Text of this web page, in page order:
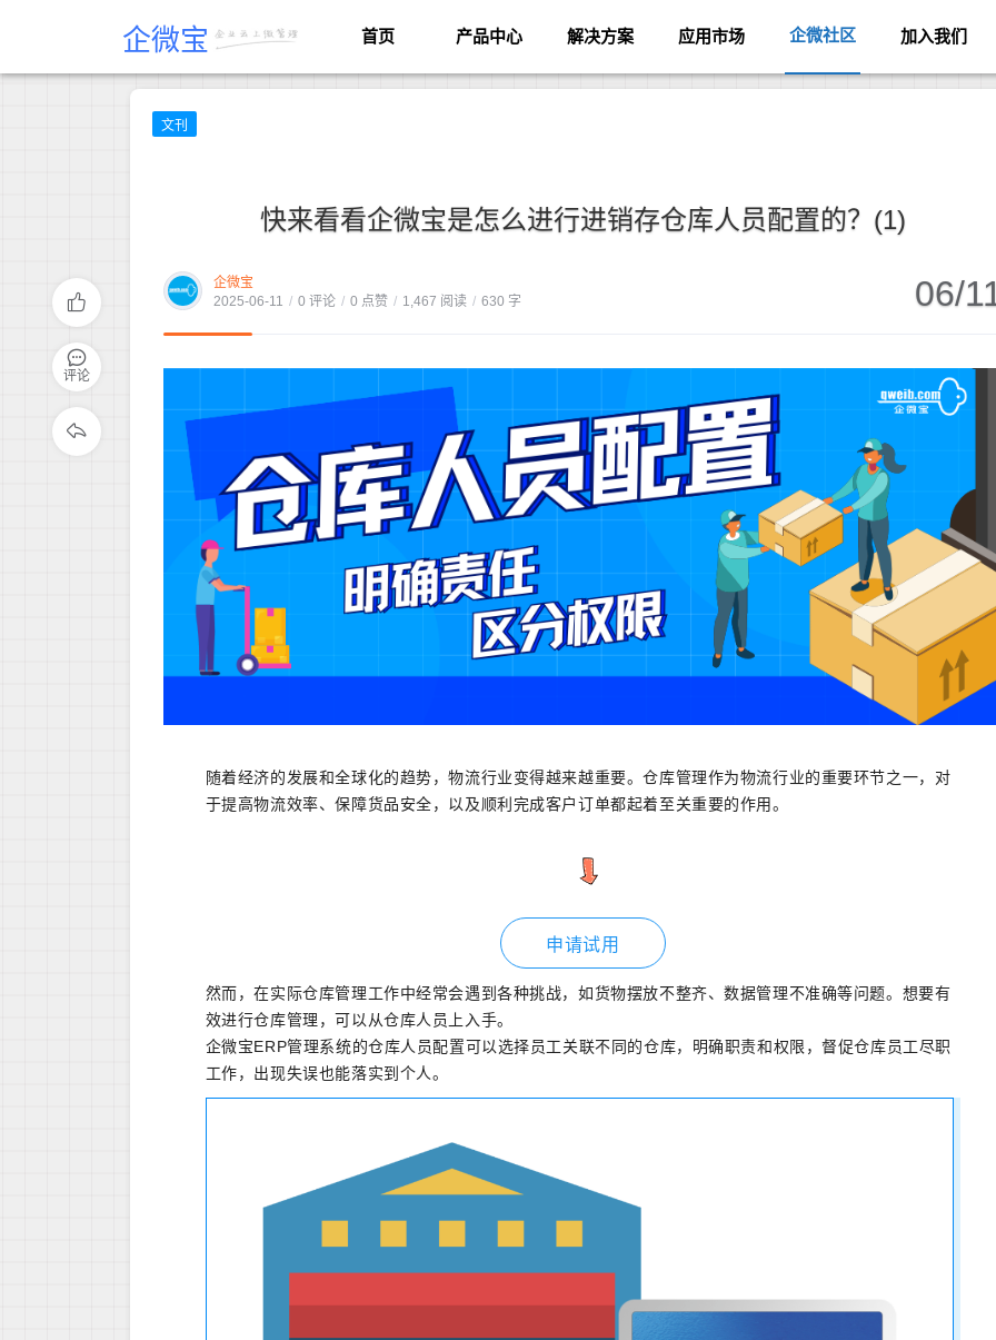
企微宝 首页 产品中心 解决方案 应用市场 企微社区 加入我们
文刊
快来看看企微宝是怎么进行进销存仓库人员配置的？(1)
企微宝
2025-06-11 / 0 评论 / 0 点赞 / 1,467 阅读 / 630 字 06/
随着经济的发展和全球化的趋势，物流行业变得越来越重要。仓库管理作为物流行业的重要环节之一，对
于提高物流效率、保障货品安全，以及顺利完成客户订单都起着至关重要的作用。
申请试用
然而，在实际仓库管理工作中经常会遇到各种挑战，如货物摆放不整齐、数据管理不准确等问题。想要有
效进行仓库管理，可以从仓库人员上入手。
企微宝ERP管理系统的仓库人员配置可以选择员工关联不同的仓库，明确职责和权限，督促仓库员工尽职
工作，出现失误也能落实到个人。
评论